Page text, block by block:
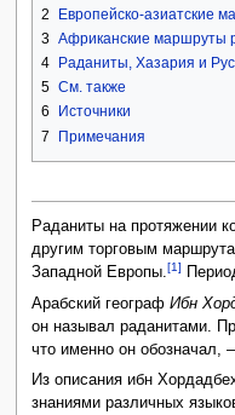
2
Европейско-азиатские
3 Африканские маршруты
4
Раданиты, Хазария и
5 См. также
6
Источники
7
Примечания
Раданиты на протяжении
другим торговым
Западной Европы.[1]
Арабский географИбн
он называл раданитами.
что именно он обозначал,
Из описания ибн
знаниями различных